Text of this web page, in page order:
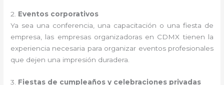
2. Eventos corporativos
Ya sea una conferencia, una capacitación o una fiesta de
empresa, las empresas organizadoras en CDMX tienen la
experiencia necesaria para organizar eventos profesionales
que dejen una impresión duradera.
3. Fiestas de cumpleaños y celebraciones privadas